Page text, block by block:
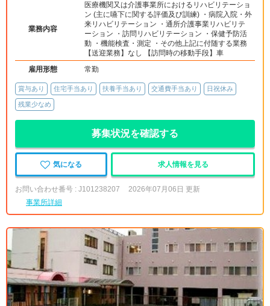
業務内容
医療機関又は介護事業所におけるリハビリテーショ
ン (主に嚥下に関する評価及び訓練) ・病院入院・外
来リハビリテーション ・通所介護事業リハビリテ
ーション ・訪問リハビリテーション ・保健予防活
動 ・機能検査・測定 ・その他上記に付随する業務
【送迎業務】なし 【訪問時の移動手段】車
雇用形態
常勤
賞与あり 住宅手当あり 扶養手当あり 交通費手当あり 日祝休み
残業少なめ
募集状況を確認する
気になる 求人情報を見る
お問い合わせ番号 : J101238207
2026年07月06日 更新
事業所詳細